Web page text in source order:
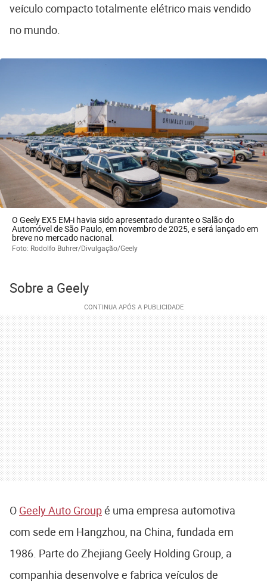
veículo compacto totalmente elétrico mais vendido
no mundo.
O Geely EX5 EM-i havia sido apresentado durante o Salão do
Automóvel de São Paulo, em novembro de 2025, e será lançado em
breve no mercado nacional.
Foto: Rodolfo Buhrer/Divulgação/Geely
Sobre a Geely
O Geely Auto Groupé uma empresa automotiva
com sede em Hangzhou, na China, fundada em
1986. Parte do Zhejiang Geely Holding Group, a
companhia desenvolve e fabrica veículos de